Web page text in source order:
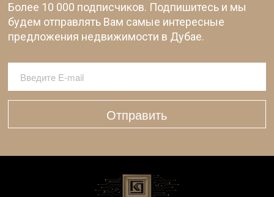
Более 10 000 подписчиков. Подпишитесь и мы
будем отправлять Вам самые интересные
предложения недвижимости в Дубае.
Отправить